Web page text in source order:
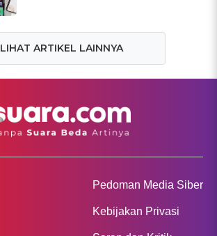
LIHAT ARTIKEL LAINNYA
Pedoman Media Siber
Kebijakan Privasi